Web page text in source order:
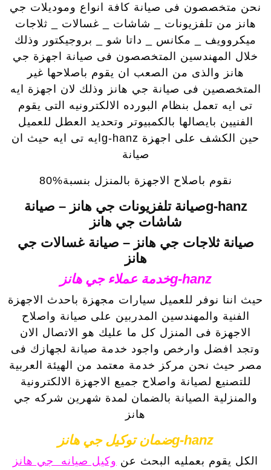
نحن متخصصون فى صيانة كافة انواع وموديلات جي
هانز من تلفزيونات _ شاشات _ غسالات _ ثلاجات
ميكروويف _ مكانس _ داتا شو _ بروجيكتور وذلك
خلال المهندسين المتخصصون فى صيانة اجهزة جي
هانز والذى من الصعب ان يقوم باصلاحها غير
المتخصصين فى صيانة جي هانز وذلك لان اجهزة ايه
تى ايه تعمل بنظام البورده الالكترونيه التى يقوم
الفنيين بايصالها بالكمبيوتر وتحديد العطل للعميل
حين الكشف على اجهزة g-hanzايه تى ايه حيث ان
صيانة
نقوم باصلاح الاجهزة بالمنزل بنسبة%80
g-hanzصيانة تلفزيونات جي هانز – صيانة
شاشات جي هانز
صيانة ثلاجات جي هانز – صيانة غسالات جي
هانز
g-hanzخدمة عملاء جي هانز
حيث اننا نوفر للعميل سيارات مجهزة باحدث الاجهزة
الفنية والمهندسين المدربين على صيانة واصلاح
الاجهزة فى المنزل كل ما عليك هو الاتصال الان
وتجد افضل وارخص واجود خدمة صيانة لجهازك فى
مصر حيث نحن مركز خدمة معتمد من الهيئة العربية
للتصنيع لصيانة واصلاح جميع الاجهزة الالكترونية
والمنزلية الصيانة بالضمان لمدة شهرين شركه جي
هانز
g-hanzضمان توكيل جي هانز
الكل يقوم بعمليه البحث عن وكيل صيانه جي هانز